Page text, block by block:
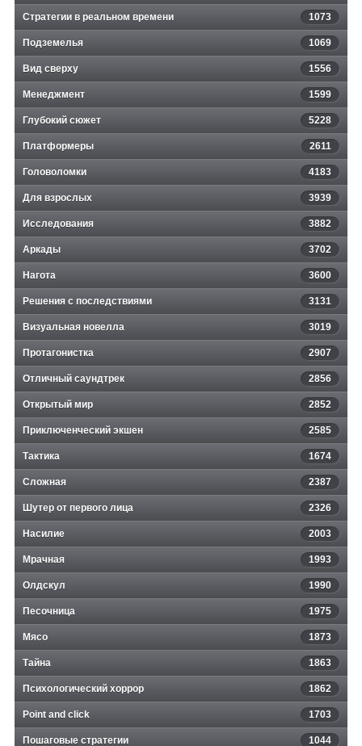
Стратегии в реальном времени 1073
Подземелья 1069
Вид сверху 1556
Менеджмент 1599
Глубокий сюжет 5228
Платформеры 2611
Головоломки 4183
Для взрослых 3939
Исследования 3882
Аркады 3702
Нагота 3600
Решения с последствиями 3131
Визуальная новелла 3019
Протагонистка 2907
Отличный саундтрек 2856
Открытый мир 2852
Приключенческий экшен 2585
Тактика 1674
Сложная 2387
Шутер от первого лица 2326
Насилие 2003
Мрачная 1993
Олдскул 1990
Песочница 1975
Мясо 1873
Тайна 1863
Психологический хоррор 1862
Point and click 1703
Пошаговые стратегии 1044